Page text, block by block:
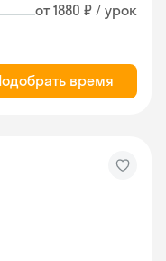
от 1880 ₽ / урок
время